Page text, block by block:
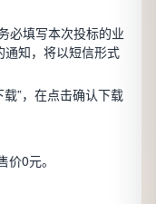
必填写本次投标的业
通知，将以短信形式
”，在点击确认下载
0元。